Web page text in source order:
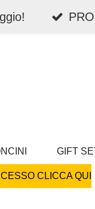
GIFT
CLICCA QUI